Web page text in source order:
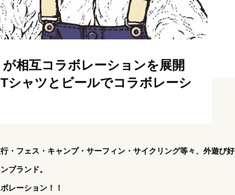
相互コラボレーションを展開
シャツとビールでコラボレーシ
・フェス・キャンプ・サーフィン・サイクリング等々、外遊び好
ブランド。
レーション！！